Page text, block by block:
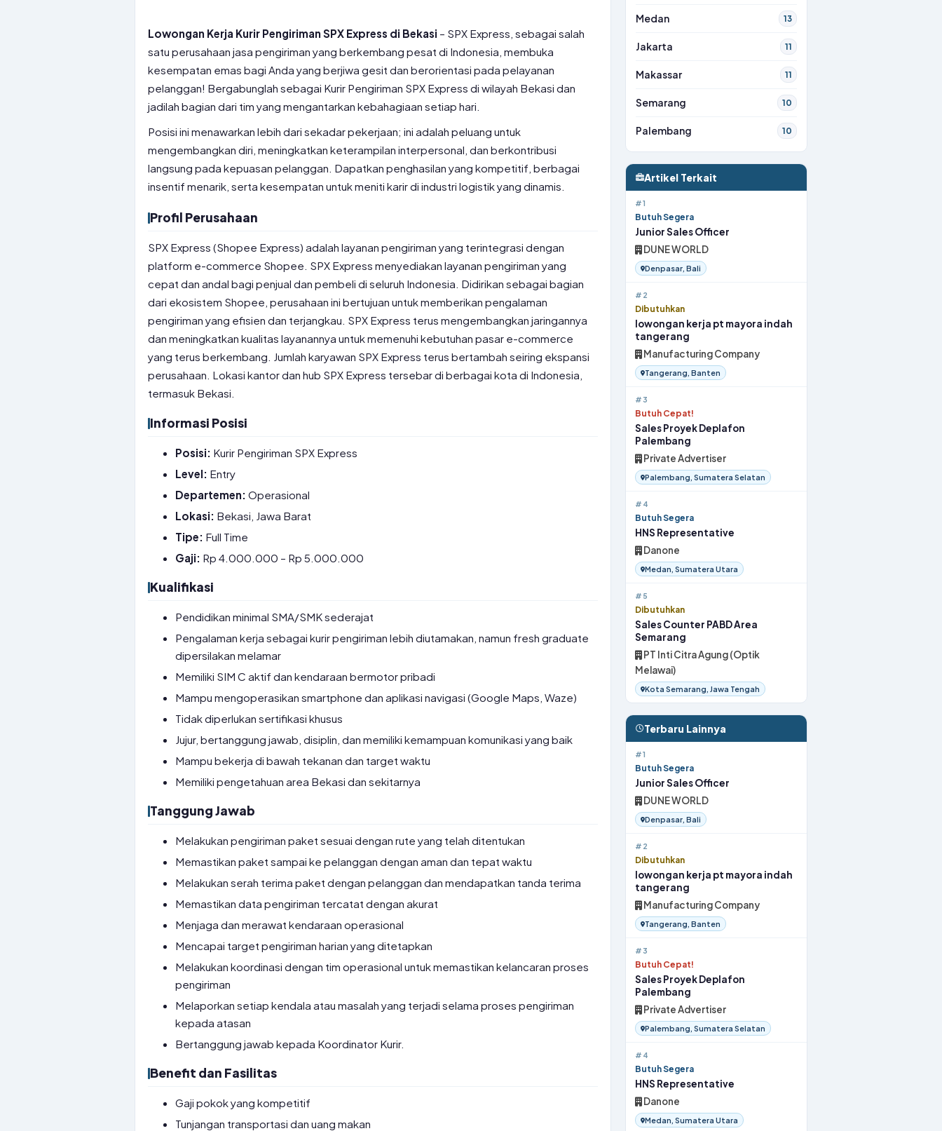
Lowongan Kerja Kurir Pengiriman SPX Express di Bekasi – SPX Express, sebagai salah
satu perusahaan jasa pengiriman yang berkembang pesat di Indonesia, membuka
kesempatan emas bagi Anda yang berjiwa gesit dan berorientasi pada pelayanan
pelanggan! Bergabunglah sebagai Kurir Pengiriman SPX Express di wilayah Bekasi dan
jadilah bagian dari tim yang mengantarkan kebahagiaan setiap hari.
Posisi ini menawarkan lebih dari sekadar pekerjaan; ini adalah peluang untuk
mengembangkan diri, meningkatkan keterampilan interpersonal, dan berkontribusi
langsung pada kepuasan pelanggan. Dapatkan penghasilan yang kompetitif, berbagai
insentif menarik, serta kesempatan untuk meniti karir di industri logistik yang dinamis.
Profil Perusahaan
SPX Express (Shopee Express) adalah layanan pengiriman yang terintegrasi dengan
platform e-commerce Shopee. SPX Express menyediakan layanan pengiriman yang
cepat dan andal bagi penjual dan pembeli di seluruh Indonesia. Didirikan sebagai bagian
dari ekosistem Shopee, perusahaan ini bertujuan untuk memberikan pengalaman
pengiriman yang efisien dan terjangkau. SPX Express terus mengembangkan jaringannya
dan meningkatkan kualitas layanannya untuk memenuhi kebutuhan pasar e-commerce
yang terus berkembang. Jumlah karyawan SPX Express terus bertambah seiring ekspansi
perusahaan. Lokasi kantor dan hub SPX Express tersebar di berbagai kota di Indonesia,
termasuk Bekasi.
Informasi Posisi
Posisi: Kurir Pengiriman SPX Express
Level: Entry
Departemen: Operasional
Lokasi: Bekasi, Jawa Barat
Tipe: Full Time
Gaji: Rp 4.000.000 – Rp 5.000.000
Kualifikasi
Pendidikan minimal SMA/SMK sederajat
Pengalaman kerja sebagai kurir pengiriman lebih diutamakan, namun fresh graduate
dipersilakan melamar
Memiliki SIM C aktif dan kendaraan bermotor pribadi
Mampu mengoperasikan smartphone dan aplikasi navigasi (Google Maps, Waze)
Tidak diperlukan sertifikasi khusus
Jujur, bertanggung jawab, disiplin, dan memiliki kemampuan komunikasi yang baik
Mampu bekerja di bawah tekanan dan target waktu
Memiliki pengetahuan area Bekasi dan sekitarnya
Tanggung Jawab
Melakukan pengiriman paket sesuai dengan rute yang telah ditentukan
Memastikan paket sampai ke pelanggan dengan aman dan tepat waktu
Melakukan serah terima paket dengan pelanggan dan mendapatkan tanda terima
Memastikan data pengiriman tercatat dengan akurat
Menjaga dan merawat kendaraan operasional
Mencapai target pengiriman harian yang ditetapkan
Melakukan koordinasi dengan tim operasional untuk memastikan kelancaran proses
pengiriman
Melaporkan setiap kendala atau masalah yang terjadi selama proses pengiriman
kepada atasan
Bertanggung jawab kepada Koordinator Kurir.
Benefit dan Fasilitas
Gaji pokok yang kompetitif
Tunjangan transportasi dan uang makan
Medan 13
Jakarta 11
Makassar 11
Semarang 10
Palembang 10
Artikel Terkait
#1
Butuh Segera
Junior Sales Officer
DUNE WORLD
Denpasar, Bali
#2
Dibutuhkan
lowongan kerja pt mayora indah
tangerang
Manufacturing Company
Tangerang, Banten
#3
Butuh Cepat!
Sales Proyek Deplafon
Palembang
Private Advertiser
Palembang, Sumatera Selatan
#4
Butuh Segera
HNS Representative
Danone
Medan, Sumatera Utara
#5
Dibutuhkan
Sales Counter PABD Area
Semarang
PT Inti Citra Agung (Optik
Melawai)
Kota Semarang, Jawa Tengah
Terbaru Lainnya
#1
Butuh Segera
Junior Sales Officer
DUNE WORLD
Denpasar, Bali
#2
Dibutuhkan
lowongan kerja pt mayora indah
tangerang
Manufacturing Company
Tangerang, Banten
#3
Butuh Cepat!
Sales Proyek Deplafon
Palembang
Private Advertiser
Palembang, Sumatera Selatan
#4
Butuh Segera
HNS Representative
Danone
Medan, Sumatera Utara